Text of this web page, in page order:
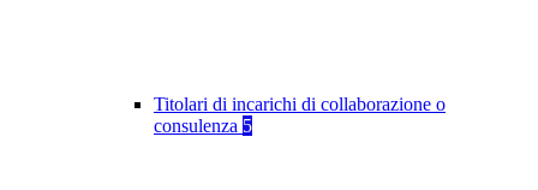
Titolari di incarichi di collaborazione o
consulenza 5